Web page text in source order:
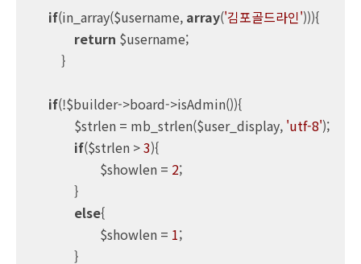
if(in_array($username, array('김포골드라인'))){
return $username;
if(!$builder->board->isAdmin()){
		$strlen = mb_strlen($user_display,
'utf-8');
if($strlen > 3){
			$showlen =
2;
else{
			$showlen =
1;